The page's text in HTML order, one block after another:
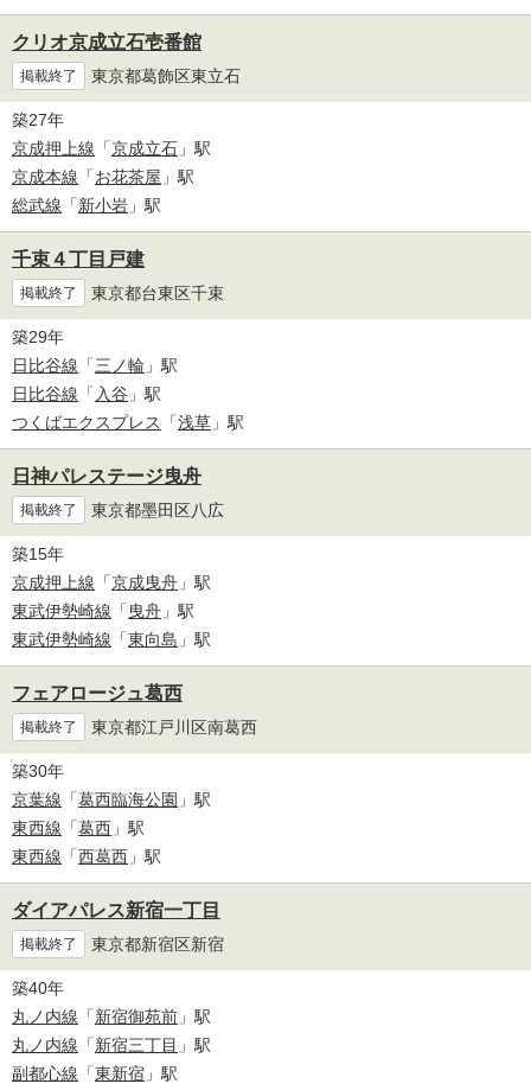
クリオ京成立石壱番館
掲載終了 東京都葛飾区東立石
築27年
京成押上線 「京成立石 」駅
京成本線 「お花茶屋 」駅
総武線 「新小岩 」駅
千束４丁目戸建
掲載終了 東京都台東区千束
築29年
日比谷線 「三ノ輪 」駅
日比谷線 「 入谷 」駅
つくばエクスプレス
「浅草 」駅
日神パレステージ曳舟
掲載終了 東京都墨田区八広
築15年
京成押上線 「京成曳舟 」駅
東武伊勢崎線 「 曳舟 」駅
東武伊勢崎線 「東向島 」駅
フェアロージュ葛西
掲載終了 東京都江戸川区南葛西
築30年
京葉線 「葛西臨海公園 」駅
東西線 「葛西 」駅
東西線 「西葛西 」駅
ダイアパレス新宿一丁目
掲載終了 東京都新宿区新宿
築40年
丸ノ内線 「新宿御苑前 」駅
丸ノ内線 「新宿三丁目 」駅
副都心線 「東新宿 」駅